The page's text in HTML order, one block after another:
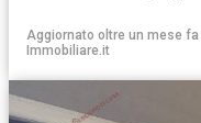
Aggiornato oltre un mese fa
Immobiliare.it